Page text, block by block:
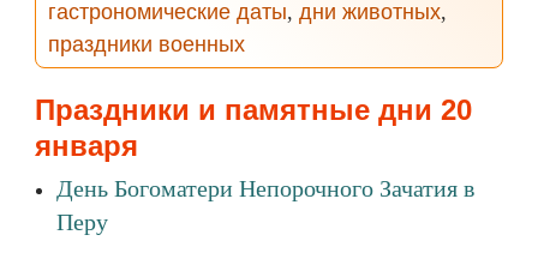
гастрономические даты, дни животных,
праздники военных
Праздники и памятные дни 20
января
День Богоматери Непорочного Зачатия в
Перу